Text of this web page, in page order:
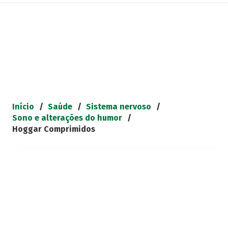
Início / Saúde / Sistema nervoso
/
Sono e alterações do humor /
Hoggar Comprimidos